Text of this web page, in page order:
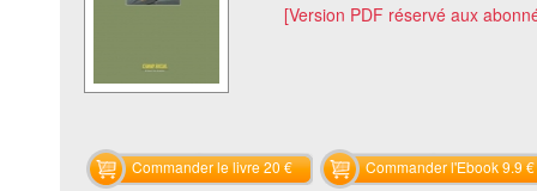
[Version PDF réservé aux
Commander le livre 20 € Commander l'Ebook 9.9 €